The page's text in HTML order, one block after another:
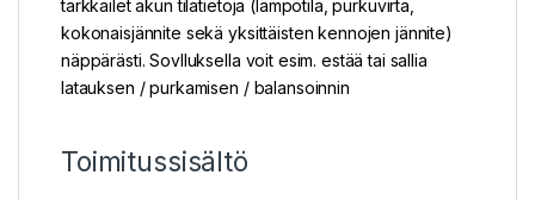
tarkkailet akun tilatietoja (lämpötila, purkuvirta,
kokonaisjännite sekä yksittäisten kennojen jännite)
näppärästi. Sovlluksella voit esim. estää tai sallia
latauksen / purkamisen / balansoinnin
Toimitussisältö